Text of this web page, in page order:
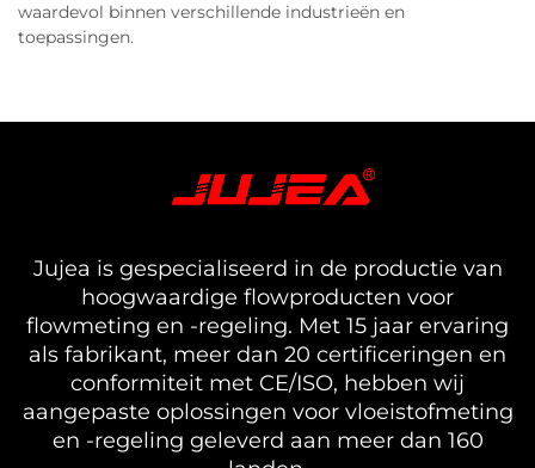
waardevol binnen verschillende industrieën en
toepassingen.
Jujea is gespecialiseerd in de productie van
hoogwaardige flowproducten voor
flowmeting en -regeling. Met 15 jaar ervaring
als fabrikant, meer dan 20 certificeringen en
conformiteit met CE/ISO, hebben wij
aangepaste oplossingen voor vloeistofmeting
en -regeling geleverd aan meer dan 160